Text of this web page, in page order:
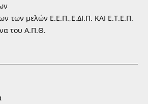
των μελών Ε.Ε.Π.,Ε.ΔΙ.Π. ΚΑΙ Ε.Τ.Ε.Π.
του Α.Π.Θ.